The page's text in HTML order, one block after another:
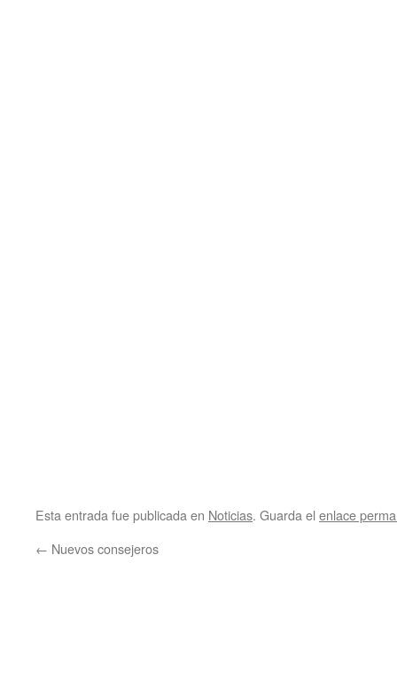
Esta entrada fue publicada en Noticias. Guarda el enlace
← Nuevos consejeros